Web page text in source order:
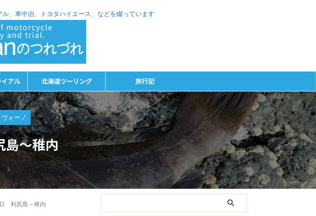
、車中泊、トヨタハイエース、などを綴っています
アル 北海道ツーリング 旅行記
ォーノ
島～稚内
利尻島～稚内